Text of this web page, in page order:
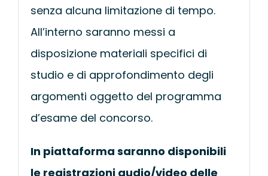
senza alcuna limitazione di tempo.
All’interno saranno messi a
disposizione materiali specifici di
studio e di approfondimento degli
argomenti oggetto del programma
d’esame del concorso.
In piattaforma saranno disponibili
le registrazioni audio/video delle